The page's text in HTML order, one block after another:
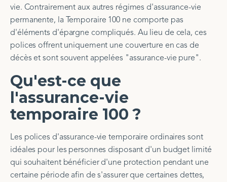
vie. Contrairement aux autres régimes d'assurance-vie
permanente, la Temporaire 100 ne comporte pas
d'éléments d'épargne compliqués. Au lieu de cela, ces
polices offrent uniquement une couverture en cas de
décès et sont souvent appelées "assurance-vie pure".
Qu'est-ce que
l'assurance-vie
temporaire 100 ?
Les polices d'assurance-vie temporaire ordinaires sont
idéales pour les personnes disposant d'un budget limité
qui souhaitent bénéficier d'une protection pendant une
certaine période afin de s'assurer que certaines dettes,